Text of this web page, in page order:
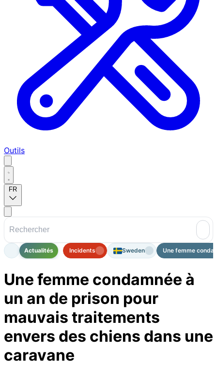
Outils
FR
Actualités Incidents Sweden Une femme
Une femme condamnée à
un an de prison pour
mauvais traitements
envers des chiens dans une
caravane